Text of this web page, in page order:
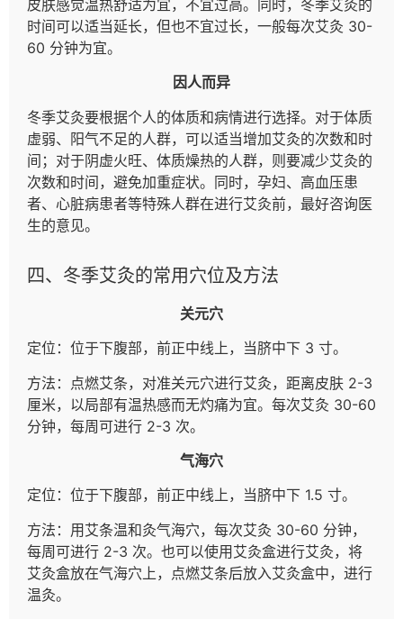
皮肤感觉温热舒适为宜，不宜过高。同时，冬季艾灸的
时间可以适当延长，但也不宜过长，一般每次艾灸 30-
60 分钟为宜。
因人而异
冬季艾灸要根据个人的体质和病情进行选择。对于体质
虚弱、阳气不足的人群，可以适当增加艾灸的次数和时
间；对于阴虚火旺、体质燥热的人群，则要减少艾灸的
次数和时间，避免加重症状。同时，孕妇、高血压患
者、心脏病患者等特殊人群在进行艾灸前，最好咨询医
生的意见。
四、冬季艾灸的常用穴位及方法
关元穴
定位：位于下腹部，前正中线上，当脐中下 3 寸。
方法：点燃艾条，对准关元穴进行艾灸，距离皮肤 2-3
厘米，以局部有温热感而无灼痛为宜。每次艾灸 30-60
分钟，每周可进行 2-3 次。
气海穴
定位：位于下腹部，前正中线上，当脐中下 1.5 寸。
方法：用艾条温和灸气海穴，每次艾灸 30-60 分钟，
每周可进行 2-3 次。也可以使用艾灸盒进行艾灸，将
艾灸盒放在气海穴上，点燃艾条后放入艾灸盒中，进行
温灸。